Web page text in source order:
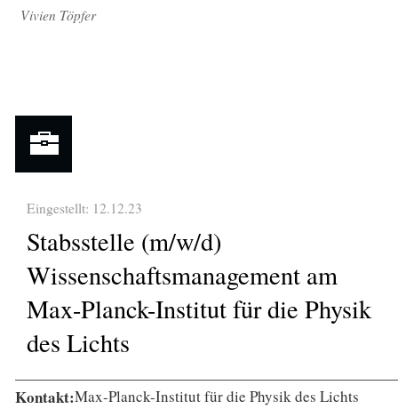
Vivien Töpfer
Eingestellt: 12.12.23
Stabsstelle (m/w/d)
Wissenschaftsmanagement am
Max-Planck-Institut für die Physik
des Lichts
Kontakt:Max-Planck-Institut für die Physik des Lichts